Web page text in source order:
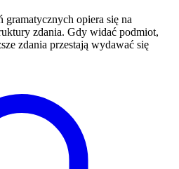
gramatycznych opiera się na
zdania. Gdy widać podmiot,
zdania przestają wydawać się